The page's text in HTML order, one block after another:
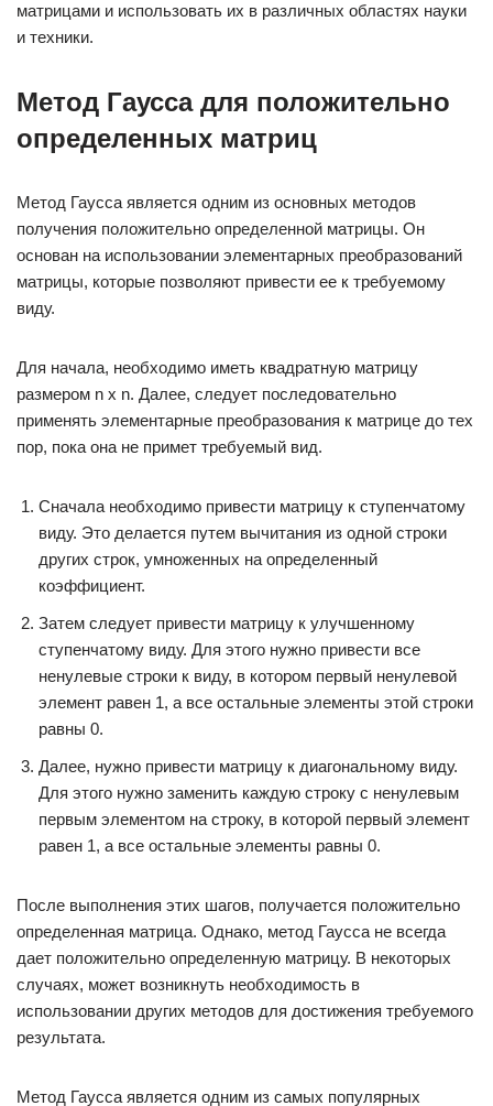
матрицами и использовать их в различных областях науки
и техники.
Метод Гаусса для положительно
определенных матриц
Метод Гаусса является одним из основных методов
получения положительно определенной матрицы. Он
основан на использовании элементарных преобразований
матрицы, которые позволяют привести ее к требуемому
виду.
Для начала, необходимо иметь квадратную матрицу
размером n x n. Далее, следует последовательно
применять элементарные преобразования к матрице до тех
пор, пока она не примет требуемый вид.
Сначала необходимо привести матрицу к ступенчатому
виду. Это делается путем вычитания из одной строки
других строк, умноженных на определенный
коэффициент.
Затем следует привести матрицу к улучшенному
ступенчатому виду. Для этого нужно привести все
ненулевые строки к виду, в котором первый ненулевой
элемент равен 1, а все остальные элементы этой строки
равны 0.
Далее, нужно привести матрицу к диагональному виду.
Для этого нужно заменить каждую строку с ненулевым
первым элементом на строку, в которой первый элемент
равен 1, а все остальные элементы равны 0.
После выполнения этих шагов, получается положительно
определенная матрица. Однако, метод Гаусса не всегда
дает положительно определенную матрицу. В некоторых
случаях, может возникнуть необходимость в
использовании других методов для достижения требуемого
результата.
Метод Гаусса является одним из самых популярных